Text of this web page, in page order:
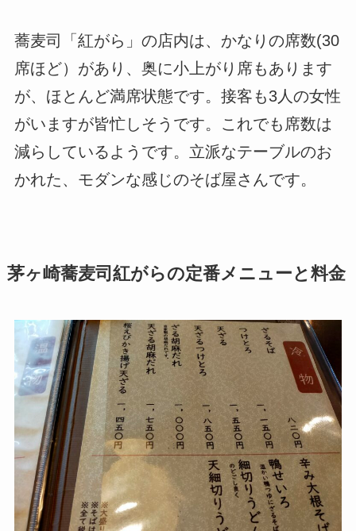
蕎麦司「紅がら」の店内は、かなりの席数(30
席ほど）があり、奥に小上がり席もあります
が、ほとんど満席状態です。接客も3人の女性
がいますが皆忙しそうです。これでも席数は
減らしているようです。立派なテーブルのお
かれた、モダンな感じのそば屋さんです。
茅ヶ崎蕎麦司紅がらの定番メニューと料金